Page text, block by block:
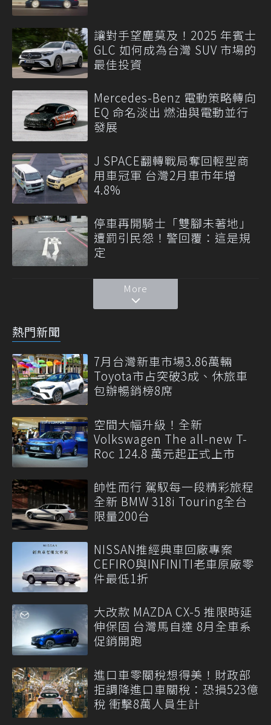
讓對手望塵莫及！2025 年賓士
GLC 如何成為台灣 SUV 市場的
最佳投資
Mercedes-Benz 電動策略轉向
EQ 命名淡出 燃油與電動並行
發展
J SPACE翻轉戰局奪回輕型商
用車冠軍 台灣2月車市年增
4.8%
停車再開騎士「雙腳未著地」
遭罰引民怨！警回覆：這是規
定
More
熱門新聞
7月台灣新車市場3.86萬輛
Toyota市占突破3成、休旅車
包辦暢銷榜8席
空間大幅升級！全新
Volkswagen The all-new T-
Roc 124.8 萬元起正式上市
帥性而行 駕馭每一段精彩旅程
全新 BMW 318i Touring全台
限量200台
NISSAN推經典車回廠專案
CEFIRO與INFINITI老車原廠零
件最低1折
大改款 MAZDA CX-5 推限時延
伸保固 台灣馬自達 8月全車系
促銷開跑
進口車零關稅想得美！財政部
拒調降進口車關稅：恐損523億
稅 衝擊8萬人員生計